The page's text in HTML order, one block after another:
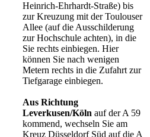
Heinrich-Ehrhardt-Straße) bis
zur Kreuzung mit der Toulouser
Allee (auf die Ausschilderung
zur Hochschule achten), in die
Sie rechts einbiegen. Hier
können Sie nach wenigen
Metern rechts in die Zufahrt zur
Tiefgarage einbiegen.
Aus Richtung
Leverkusen/Köln auf der A 59
kommend, wechseln Sie am
Kreuz Düsseldorf Süd auf die A